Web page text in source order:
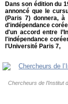
Dans son édition du
annoncé que le
(Paris 7) donnera,
d'indépendance
d'un accord entre
l'indépendance
l'Université Paris 7,
Chercheurs de l’Institut